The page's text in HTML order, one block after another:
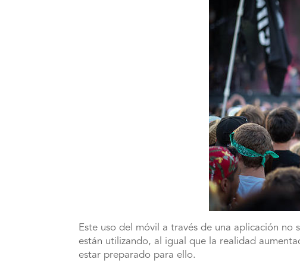
Este uso del móvil a través de una aplicación
están utilizando, al igual que la realidad
estar preparado para ello.